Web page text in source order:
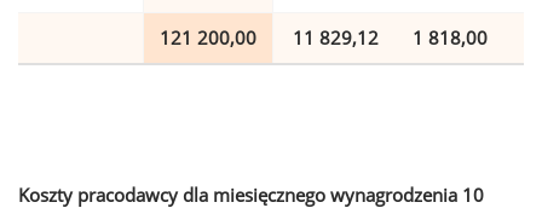
121 200,00 11 829,12 1 818,00
Koszty pracodawcy dla miesięcznego wynagrodzenia 10